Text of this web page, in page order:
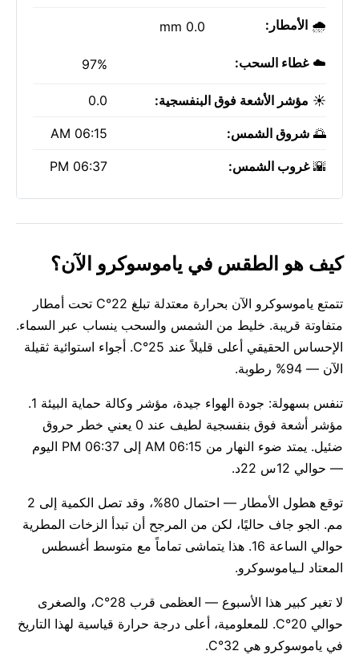
🌧️ الأمطار: 0.0 mm
☁️غطاء السحب: 97%
☀️ مؤشر الأشعة فوق البنفسجية: 0.0
🌅 شروق الشمس: 06:15 AM
🌇غروب الشمس: 06:37 PM
كيف هو الطقس في ياموسوكرو الآن؟
تتمتع ياموسوكرو الآن بحرارة معتدلة تبلغ 22°C تحت أمطار
متفاوتة قريبة. خليط من الشمس والسحب ينساب عبر السماء.
الإحساس الحقيقي أعلى قليلاً عند 25°C. أجواء استوائية ثقيلة
الآن — 94% رطوبة.
تنفس بسهولة: جودة الهواء جيدة، مؤشر وكالة حماية البيئة 1.
مؤشر أشعة فوق بنفسجية لطيف عند 0 يعني خطر حروق
ضئيل. يمتد ضوء النهار من 06:15 AM إلى 06:37 PM اليوم
— حوالي 12س 22د.
توقع هطول الأمطار — احتمال 80%، وقد تصل الكمية إلى 2
مم. الجو جاف حاليًا، لكن من المرجح أن تبدأ الزخات المطرية
حوالي الساعة 16. هذا يتماشى تماماً مع متوسط أغسطس
المعتاد لـياموسوكرو.
لا تغير كبير هذا الأسبوع — العظمى قرب 28°C، والصغرى
حوالي 20°C. للمعلومية، أعلى درجة حرارة قياسية لهذا التاريخ
في ياموسوكرو هي 32°C.